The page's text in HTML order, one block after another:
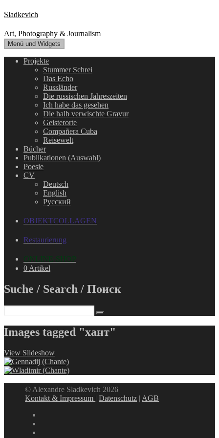
Zum
Inhalt
springen
Sladkevich
Art, Photography & Journalism
Menü und Widgets
Projekte
Stummer Schrei
Das Echo
Russländer
Die russischen Jahreszeiten
Ich habe das gesehen
Die halb verwischte Gravur
Geisterorte
Compañera Cuba
Reisewelt
Bücher
Publikationen (Auswahl)
Poesie
CV
Deutsch
English
Русский
OBJEKTCOLLAGEN
Restaurierung
ONLINE-SHOP
0 Artikel
Suche / Search / Поиск
Images tagged "хант"
View Slideshow
© Alexandre Sladkevich 2026
Kontakt & Impressum |Datenschutz | AGB